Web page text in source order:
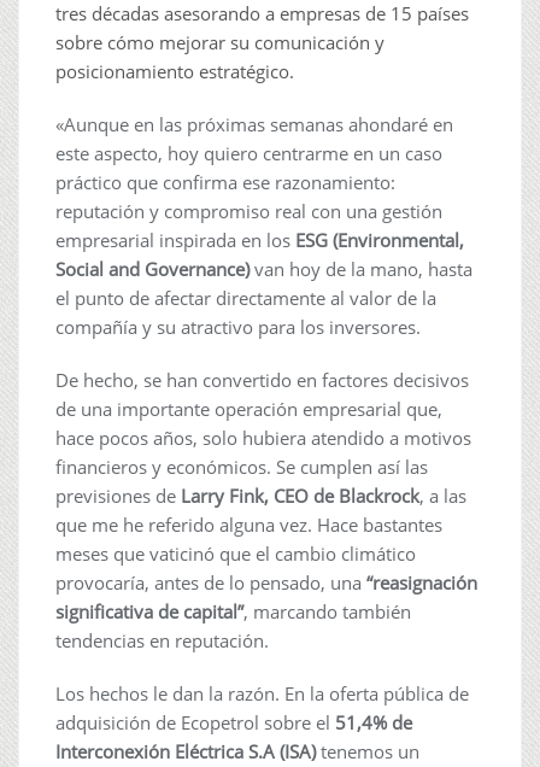
tres décadas asesorando a empresas de 15 países
sobre cómo mejorar su comunicación y
posicionamiento estratégico.
«Aunque en las próximas semanas ahondaré en
este aspecto, hoy quiero centrarme en un caso
práctico que confirma ese razonamiento:
reputación y compromiso real con una gestión
empresarial inspirada en los ESG (Environmental,
Social and Governance)van hoy de la mano, hasta
el punto de afectar directamente al valor de la
compañía y su atractivo para los inversores.
De hecho, se han convertido en factores decisivos
de una importante operación empresarial que,
hace pocos años, solo hubiera atendido a motivos
financieros y económicos. Se cumplen así las
previsiones de Larry Fink, CEO de Blackrock, a las
que me he referido alguna vez. Hace bastantes
meses que vaticinó que el cambio climático
provocaría, antes de lo pensado, una “reasignación
significativa de capital”, marcando también
tendencias en reputación.
Los hechos le dan la razón. En la oferta pública de
adquisición de Ecopetrol sobre el 51,4% de
Interconexión Eléctrica S.A (ISA)tenemos un